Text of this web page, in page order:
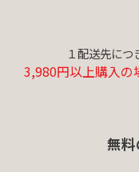
１配送先につ
3,980円以上購入の
無